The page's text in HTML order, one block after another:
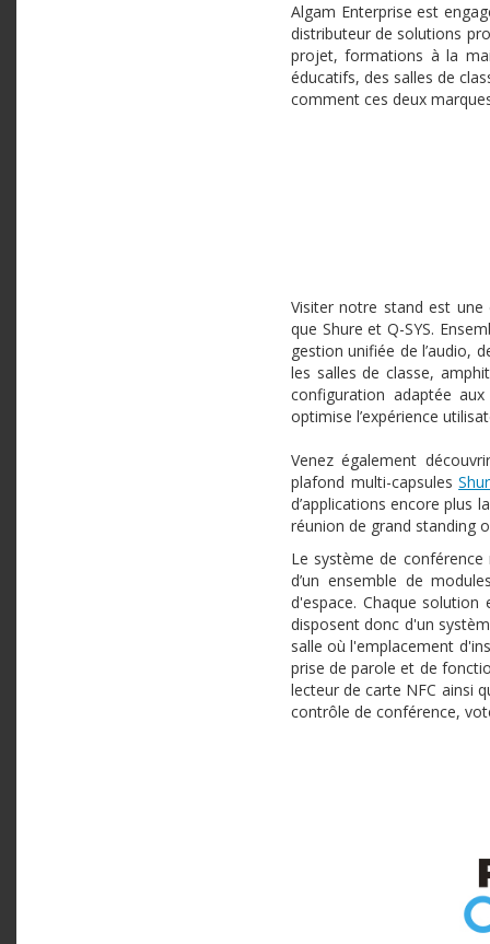
Algam Enterprise est
distributeur de solutions
projet, formations à la
éducatifs, des salles de
comment ces deux
Visiter notre stand est
que Shure et Q-SYS.
gestion unifiée de l’audio,
les salles de classe,
configuration adaptée
optimise l’expérience
Venez également
plafond multi-capsules
d’applications encore plus
réunion de grand standing
Le système de
d’un ensemble de
d'espace. Chaque solution
disposent donc d'un
salle où l'emplacement
prise de parole et de
lecteur de carte NFC ainsi
contrôle de conférence,